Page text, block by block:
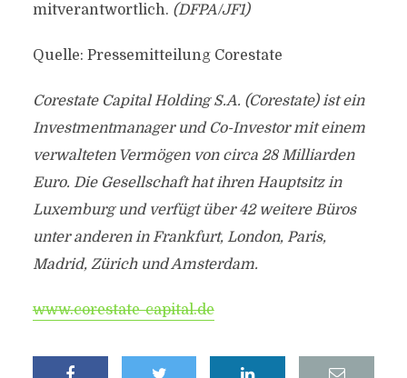
mitverantwortlich. (DFPA/JF1)
Quelle: Pressemitteilung Corestate
Corestate Capital Holding S.A. (Corestate) ist ein
Investmentmanager und Co-Investor mit einem
verwalteten Vermögen von circa 28 Milliarden
Euro. Die Gesellschaft hat ihren Hauptsitz in
Luxemburg und verfügt über 42 weitere Büros
unter anderen in Frankfurt, London, Paris,
Madrid, Zürich und Amsterdam.
www.corestate-capital.de